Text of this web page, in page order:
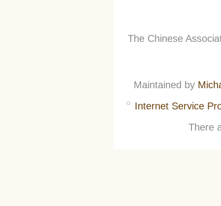
The Chinese
Maintained by
Internet Service
There